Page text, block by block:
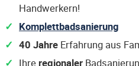
Handwerkern!
Komplettbadsanierung
40 Jahre Erfahrung aus
Ihre regionaler